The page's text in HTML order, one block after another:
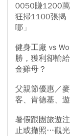
0050賺1200萬
狂掃1100張揭
哪」
健身工廠 vs
勝，獲利卻輸
金雞母？
父親節優惠／
客、肯德基、
暑假跟團旅遊
止或撤照…觀